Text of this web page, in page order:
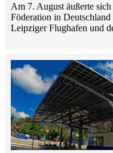
Am 7. August äußerte
Föderation in
Leipziger Flughafen und